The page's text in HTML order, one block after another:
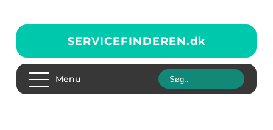
SERVICEFINDEREN.dk
Menu